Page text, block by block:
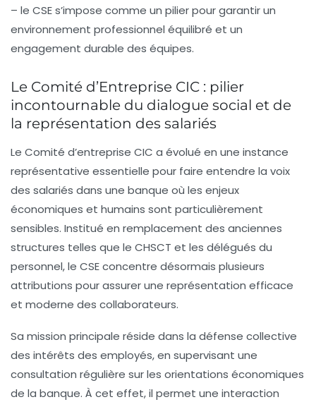
– le CSE s’impose comme un pilier pour garantir un
environnement professionnel équilibré et un
engagement durable des équipes.
Le Comité d’Entreprise CIC : pilier
incontournable du dialogue social et de
la représentation des salariés
Le Comité d’entreprise CIC a évolué en une instance
représentative essentielle pour faire entendre la voix
des salariés dans une banque où les enjeux
économiques et humains sont particulièrement
sensibles. Institué en remplacement des anciennes
structures telles que le CHSCT et les délégués du
personnel, le CSE concentre désormais plusieurs
attributions pour assurer une représentation efficace
et moderne des collaborateurs.
Sa mission principale réside dans la défense collective
des intérêts des employés, en supervisant une
consultation régulière sur les orientations économiques
de la banque. À cet effet, il permet une interaction